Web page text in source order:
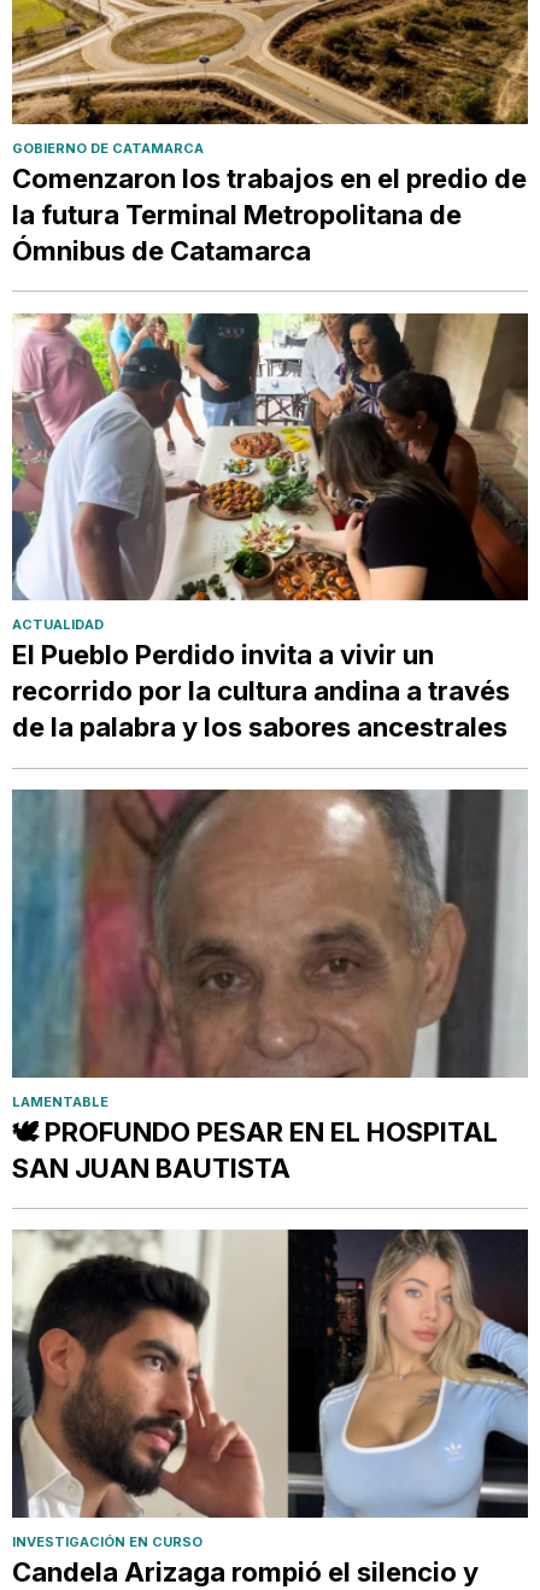
GOBIERNO DE CATAMARCA
Comenzaron los trabajos en el predio de
la futura Terminal Metropolitana de
Ómnibus de Catamarca
ACTUALIDAD
El Pueblo Perdido invita a vivir un
recorrido por la cultura andina a través
de la palabra y los sabores ancestrales
LAMENTABLE
🕊️ PROFUNDO PESAR EN EL HOSPITAL
SAN JUAN BAUTISTA
INVESTIGACIÓN EN CURSO
Candela Arizaga rompió el silencio y